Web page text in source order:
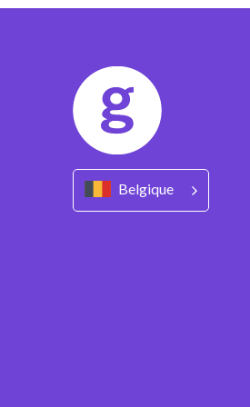
Belgique